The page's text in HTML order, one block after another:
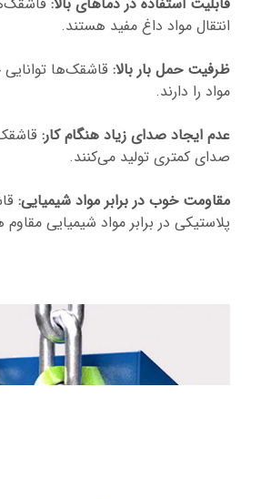
انتقال مواد داغ مفید هستند.
ظرفیت حمل بار بالا: قاشقک‌ها توانایی
مواد را دارند.
عدم ایجاد صدای زیاد هنگام کار:
صدای کمتری تولید می‌کنند.
مقاومت خوب در برابر مواد شیمیایی:
پلاستیکی در برابر مواد شیمیایی